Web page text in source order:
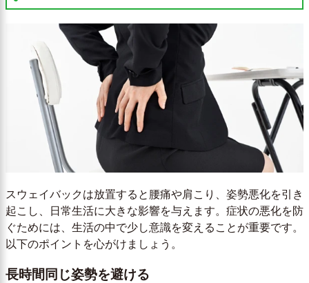
スウェイバックは放置すると腰痛や肩こり、姿勢悪化を引き
起こし、日常生活に大きな影響を与えます。症状の悪化を防
ぐためには、生活の中で少し意識を変えることが重要です。
以下のポイントを心がけましょう。
長時間同じ姿勢を避ける